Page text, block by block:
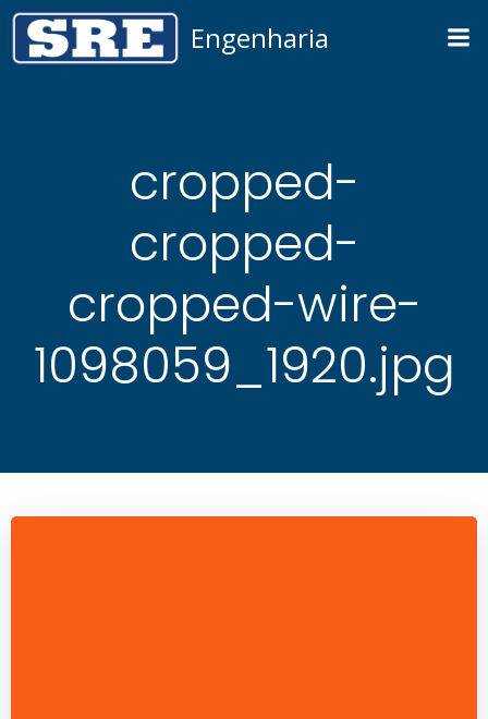
para
Engenharia
cropped-
cropped-
cropped-wire-
1098059_1920.jpg